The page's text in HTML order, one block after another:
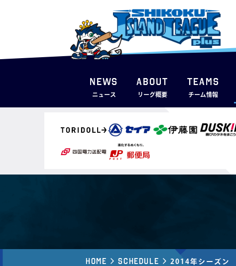
NEWS
ニュース
ABOUT
リーグ概要
TEAMS
チーム情報
Home Schedule 2014年シーズン